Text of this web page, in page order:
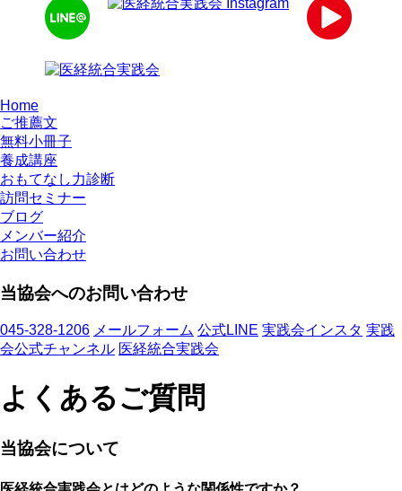
Home
ご推薦文
無料小冊子
養成講座
おもてなし力診断
訪問セミナー
ブログ
メンバー紹介
お問い合わせ
当協会へのお問い合わせ
045-328-1206 メールフォーム 公式LINE 実践会インスタ 実践
会公式チャンネル 医経統合実践会
よくあるご質問
当協会について